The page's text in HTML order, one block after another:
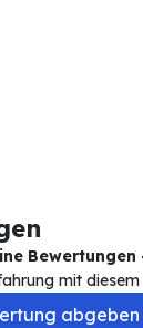
mit
abgeben